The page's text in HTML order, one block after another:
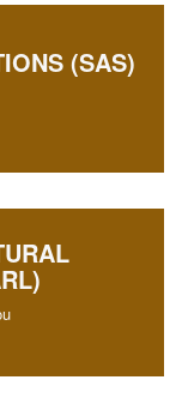
(SAS)